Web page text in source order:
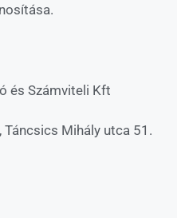
és Számviteli Kft
Táncsics Mihály utca 51.